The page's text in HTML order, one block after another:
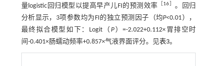
量logistic回归模型以提高早产儿FI的预测效率
16
。回归
分析显示，3项参数均为FI的独立预测因子（均P<0.01），
最终拟合模型如下：Logit（ P）=-2.022+0.112×胃排空时
间-0.401×肠蠕动频率+0.857×气液界面评分。见表3。